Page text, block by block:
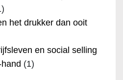
het drukker dan ooit
en social selling
(1)